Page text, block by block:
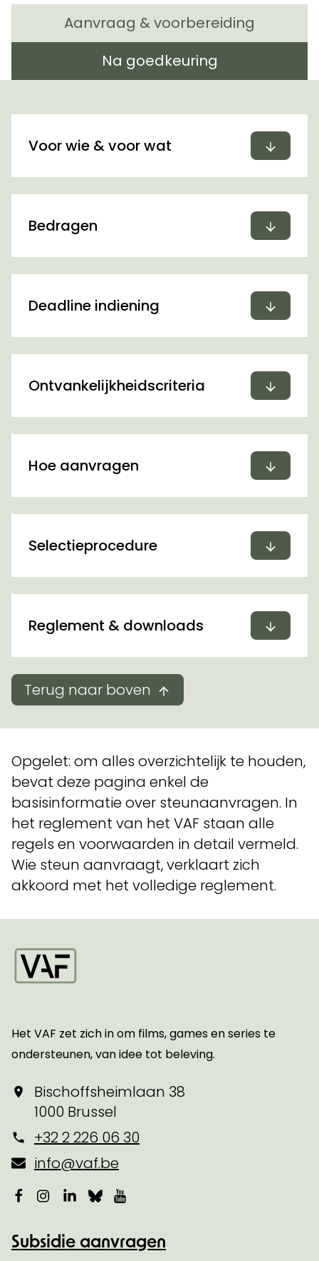
Aanvraag & voorbereiding
Na goedkeuring
Voor wie & voor wat
Bedragen
Deadline indiening
Ontvankelijkheidscriteria
Hoe aanvragen
Selectieprocedure
Reglement & downloads
Terug naar boven
Opgelet: om alles overzichtelijk te houden,
bevat deze pagina enkel de
basisinformatie over steunaanvragen. In
het reglement van het VAF staan alle
regels en voorwaarden in detail vermeld.
Wie steun aanvraagt, verklaart zich
akkoord met het volledige reglement.
Het VAF zet zich in om films, games en series te
ondersteunen, van idee tot beleving.
Bischoffsheimlaan 38
1000 Brussel
+32 2 226 06 30
info@vaf.be
Facebook
Instagram
LinkedIn
Bluesky
Subsidie aanvragen